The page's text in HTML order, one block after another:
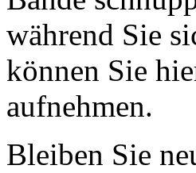
während Sie
können Sie
aufnehmen.
Bleiben Sie